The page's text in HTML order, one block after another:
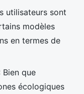
utilisateurs sont
modèles
en termes de
Bien que
écologiques